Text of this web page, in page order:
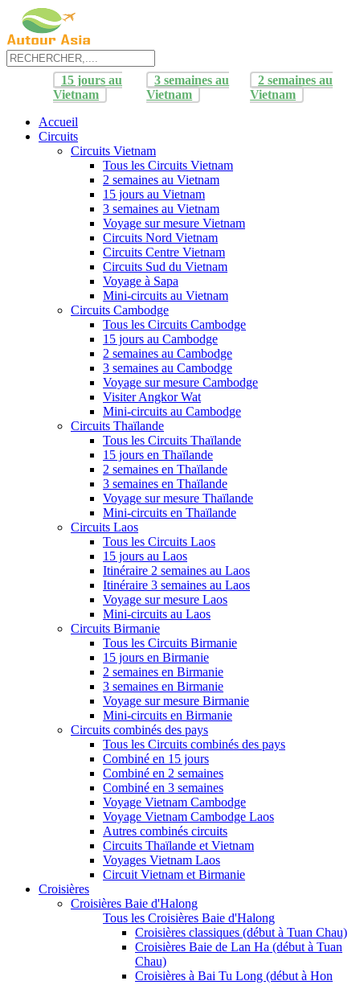
15 jours au
Vietnam
3 semaines au
Vietnam
2 semaines au
Vietnam
Accueil
Circuits
Circuits Vietnam
Tous les Circuits Vietnam
2 semaines au Vietnam
15 jours au Vietnam
3 semaines au Vietnam
Voyage sur mesure Vietnam
Circuits Nord Vietnam
Circuits Centre Vietnam
Circuits Sud du Vietnam
Voyage à Sapa
Mini-circuits au Vietnam
Circuits Cambodge
Tous les Circuits Cambodge
15 jours au Cambodge
2 semaines au Cambodge
3 semaines au Cambodge
Voyage sur mesure Cambodge
Visiter Angkor Wat
Mini-circuits au Cambodge
Circuits Thaïlande
Tous les Circuits Thaïlande
15 jours en Thaïlande
2 semaines en Thaïlande
3 semaines en Thaïlande
Voyage sur mesure Thaïlande
Mini-circuits en Thaïlande
Circuits Laos
Tous les Circuits Laos
15 jours au Laos
Itinéraire 2 semaines au Laos
Itinéraire 3 semaines au Laos
Voyage sur mesure Laos
Mini-circuits au Laos
Circuits Birmanie
Tous les Circuits Birmanie
15 jours en Birmanie
2 semaines en Birmanie
3 semaines en Birmanie
Voyage sur mesure Birmanie
Mini-circuits en Birmanie
Circuits combinés des pays
Tous les Circuits combinés des pays
Combiné en 15 jours
Combiné en 2 semaines
Combiné en 3 semaines
Voyage Vietnam Cambodge
Voyage Vietnam Cambodge Laos
Autres combinés circuits
Circuits Thaïlande et Vietnam
Voyages Vietnam Laos
Circuit Vietnam et Birmanie
Croisières
Croisières Baie d'Halong
Tous les Croisières Baie d'Halong
Croisières classiques (début à Tuan Chau)
Croisières Baie de Lan Ha (début à Tuan
Chau)
Croisières à Bai Tu Long (début à Hon